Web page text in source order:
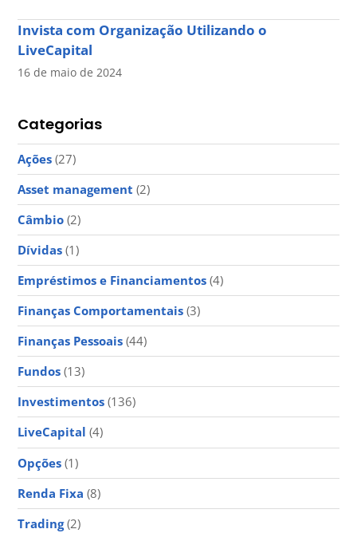
Invista com Organização Utilizando o
LiveCapital
16 de maio de 2024
Categorias
Ações (27)
Asset management (2)
Câmbio (2)
Dívidas (1)
Empréstimos e Financiamentos (4)
Finanças Comportamentais (3)
Finanças Pessoais (44)
Fundos (13)
Investimentos (136)
LiveCapital (4)
Opções (1)
Renda Fixa (8)
Trading(2)